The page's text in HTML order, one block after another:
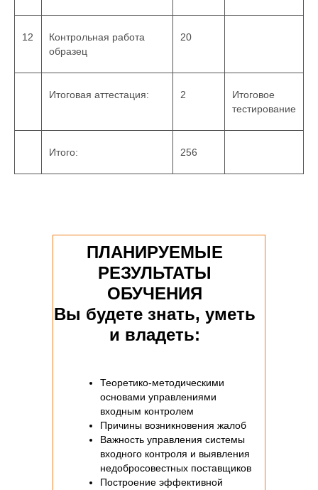
12
Контрольная работа
образец
20
Итоговая аттестация: 2
Итоговое
тестирование
Итого: 256
Теоретико-методическими
основами управлениями
входным контролем
Причины возникновения жалоб
Важность управления системы
входного контроля и выявления
недобросовестных поставщиков
Построение эффективной
ПЛАНИРУЕМЫЕ
РЕЗУЛЬТАТЫ
ОБУЧЕНИЯ
Вы будете знать, уметь
и владеть: